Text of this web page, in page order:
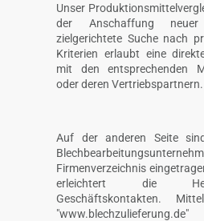
Unser
der Anschaffung
zielgerichtete Suche nach
Kriterien erlaubt eine
mit den entsprechenden
oder deren Vertriebspartnern.
Auf der anderen Seite
Firmenverzeichnis
erleichtert die
Geschäftskontakten.